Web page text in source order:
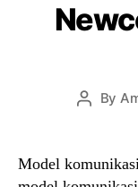
Post
By
Model